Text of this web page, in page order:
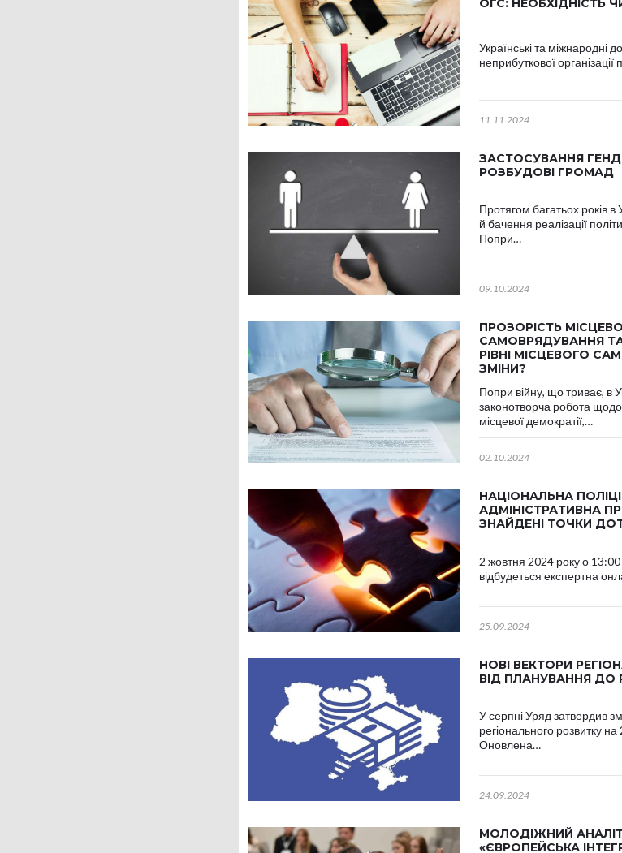
ОГС: НЕОБХІДНІСТЬ
Українські та міжнародні
неприбуткової
11.11.2024
ЗАСТОСУВАННЯ
РОЗБУДОВІ ГРОМАД
Протягом багатьох років в
й бачення реалізації
Попри…
09.10.2024
ПРОЗОРІСТЬ
САМОВРЯДУВАННЯ
РІВНІ МІСЦЕВОГО
ЗМІНИ?
Попри війну, що триває, в
законотворча робота
місцевої демократії,…
02.10.2024
НАЦІОНАЛЬНА
АДМІНІСТРАТИВНА
ЗНАЙДЕНІ ТОЧКИ
2 жовтня 2024 року о 13:00
відбудеться експертна
25.09.2024
НОВІ ВЕКТОРИ
ВІД ПЛАНУВАННЯ ДО
У серпні Уряд затвердив
регіонального розвитку
Оновлена…
24.09.2024
МОЛОДІЖНИЙ
«ЄВРОПЕЙСЬКА